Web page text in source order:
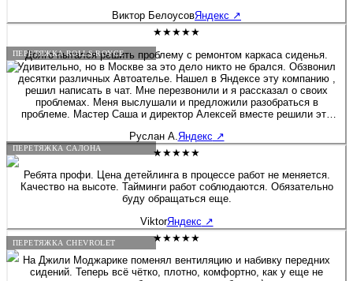
ПЕРЕТЯЖКА ROLLS-ROYCE
ПЕРЕТЯЖКА САЛОНА
ПЕРЕТЯЖКА CHEVROLET
Рекомендую всем своим друзьям и знакоммы.
Виктор БелоусовЯндекс ↗
★★★★★
Долго пытался решить проблему с ремонтом каркаса сиденья.
Удивительно, но в Москве за это дело никто не брался. Обзвонил
десятки различных Автоателье. Нашел в Яндексе эту компанию ,
решил написать в чат. Мне перезвонили и я рассказал о своих
проблемах. Меня выслушали и предложили разобраться в
проблеме. Мастер Саша и директор Алексей вместе решили это
вовлечен в работу, помогал своим сотрудникам и через 2 дня мне
позвонил, чтобы узнать результат. Купи салон - профессионалы! К
Руслан А. Яндекс ↗
★★★★★
Ребята профи. Цена детейлинга в процессе работ не меняется.
Качество на высоте. Тайминги работ соблюдаются. Обязательно
буду обращаться еще.
ViktorЯндекс ↗
★★★★★
На Джили Моджарике поменял вентиляцию и набивку передних
сидений. Теперь всё чётко, плотно, комфортно, как у еще не